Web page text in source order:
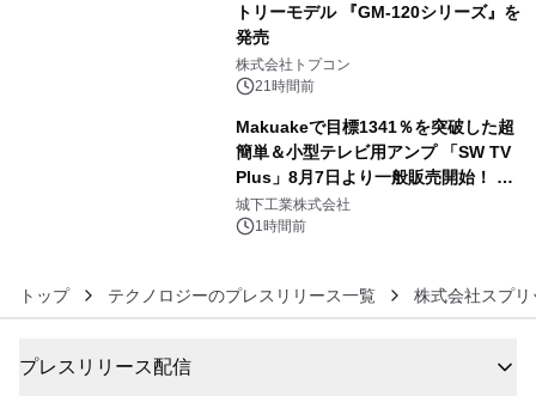
トリーモデル 『GM-120シリーズ』を
発売
株式会社トプコン
21時間前
Makuakeで目標1341％を突破した超
簡単＆小型テレビ用アンプ 「SW TV
Plus」8月7日より一般販売開始！ ケ
ーブル1本つなぐだけ、テレビの音が
ぐっと豊かに
城下工業株式会社
1時間前
トップ テクノロジーのプレスリリース一覧 株式会社スプリ
プレスリリース配信